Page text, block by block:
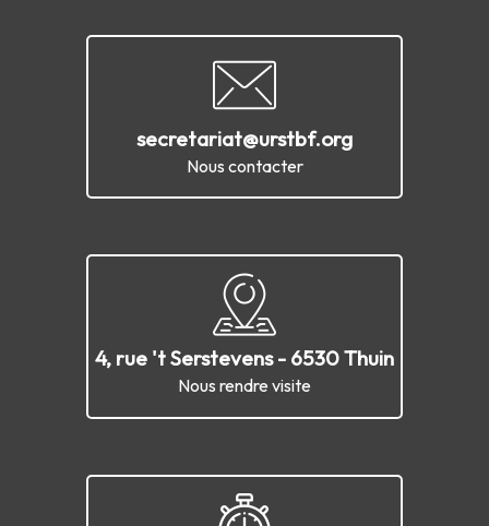
secretariat@urstbf.org
Nous contacter
4, rue 't Serstevens - 6530 Thuin
Nous rendre visite